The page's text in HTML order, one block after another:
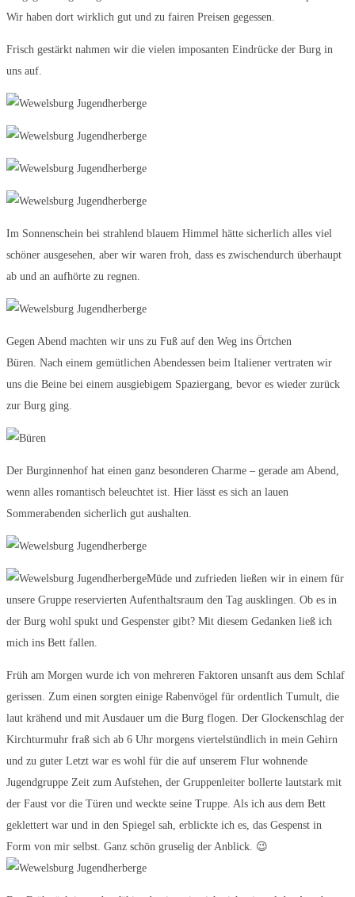
Wir haben dort wirklich gut und zu fairen Preisen gegessen.
Frisch gestärkt nahmen wir die vielen imposanten Eindrücke der Burg in
uns auf.
Im Sonnenschein bei strahlend blauem Himmel hätte sicherlich alles viel
schöner ausgesehen, aber wir waren froh, dass es zwischendurch überhaupt
ab und an aufhörte zu regnen.
Gegen Abend machten wir uns zu Fuß auf den Weg ins Örtchen
Büren. Nach einem gemütlichen Abendessen beim Italiener vertraten wir
uns die Beine bei einem ausgiebigem Spaziergang, bevor es wieder zurück
zur Burg ging.
Der Burginnenhof hat einen ganz besonderen Charme – gerade am Abend,
wenn alles romantisch beleuchtet ist. Hier lässt es sich an lauen
Sommerabenden sicherlich gut aushalten.
Müde und zufrieden ließen wir in einem für
unsere Gruppe reservierten Aufenthaltsraum den Tag ausklingen. Ob es in
der Burg wohl spukt und Gespenster gibt? Mit diesem Gedanken ließ ich
mich ins Bett fallen.
Früh am Morgen wurde ich von mehreren Faktoren unsanft aus dem Schlaf
gerissen. Zum einen sorgten einige Rabenvögel für ordentlich Tumult, die
laut krähend und mit Ausdauer um die Burg flogen. Der Glockenschlag der
Kirchturmuhr fraß sich ab 6 Uhr morgens viertelstündlich in mein Gehirn
und zu guter Letzt war es wohl für die auf unserem Flur wohnende
Jugendgruppe Zeit zum Aufstehen, der Gruppenleiter bollerte lautstark mit
der Faust vor die Türen und weckte seine Truppe. Als ich aus dem Bett
geklettert war und in den Spiegel sah, erblickte ich es, das Gespenst in
Form von mir selbst. Ganz schön gruselig der Anblick. 😉